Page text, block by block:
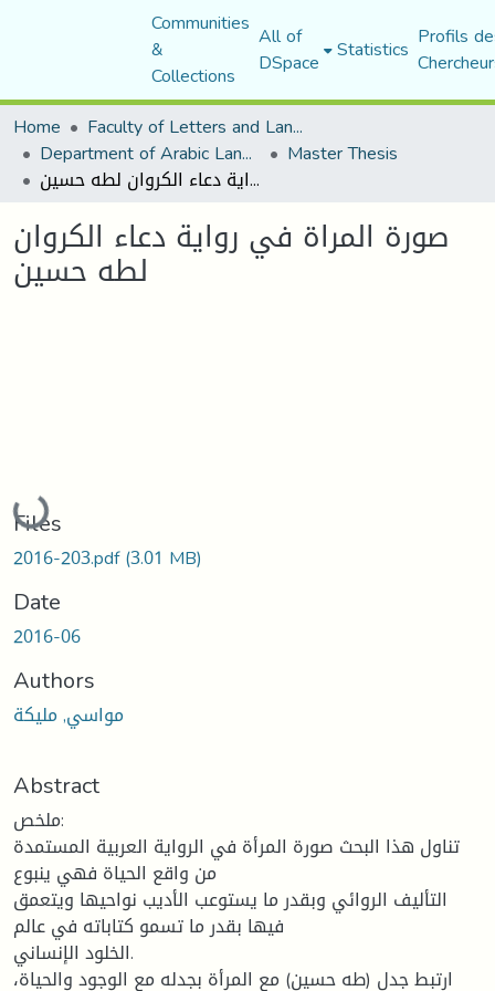
Communities
&
Collections
All of
DSpace Statistics Profils
Home
Faculty of Letters and Languages
Department of Arabic Language and Literature Master Thesis
صورة المراة في رواية دعاء الكروان لطه حسين
صورة المراة في رواية دعاء الكروان
لطه حسين
Loading...
Files
2016-203.pdf(3.01 MB)
Date
2016-06
Authors
مواسي, مليكة
Abstract
ملخص:
تناول هذا البحث صورة المرأة في الرواية العربية المستمدة
من واقع الحياة فهي ينبوع
التأليف الروائي وبقدر ما يستوعب الأديب نواحيها ويتعمق
فيها بقدر ما تسمو كتاباته في عالم
الخلود الإنساني.
ارتبط جدل (طه حسين) مع المرأة بجدله مع الوجود والحياة،